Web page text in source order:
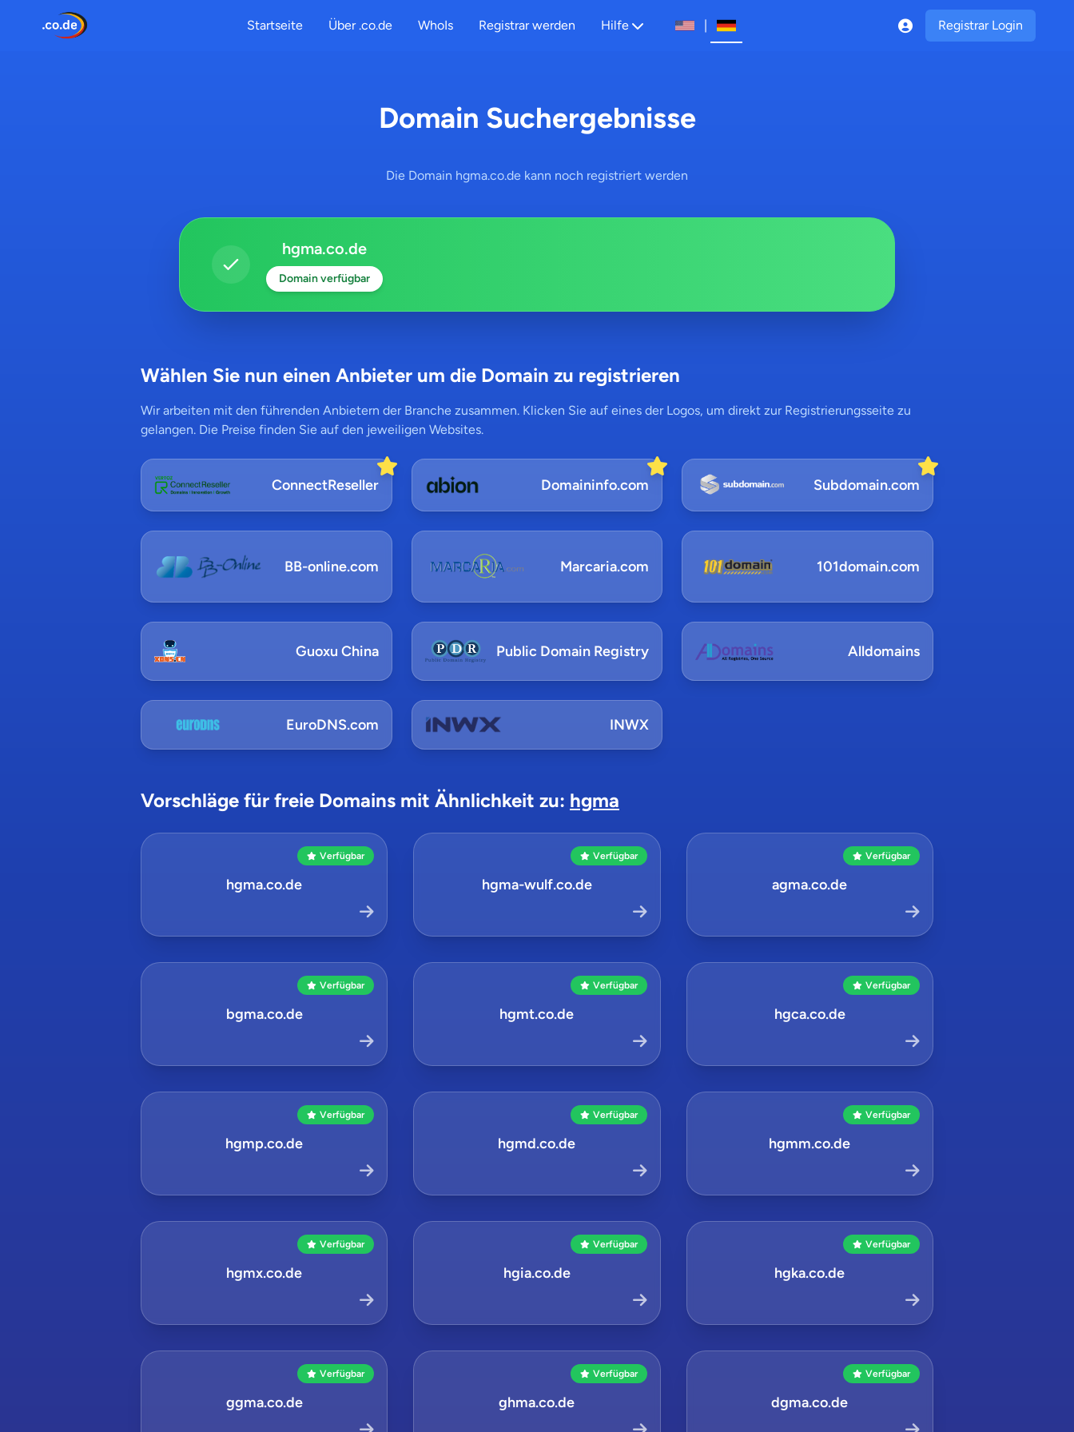
Startseite Über .co.de WhoIs Registrar werden Hilfe | Registrar Login
Domain Suchergebnisse
Die Domain hgma.co.de kann noch registriert werden
hgma.co.de
Domain verfügbar
Wählen Sie nun einen Anbieter um die Domain zu registrieren
Wir arbeiten mit den führenden Anbietern der Branche zusammen. Klicken Sie auf eines der Logos, um direkt zur Registrierungsseite zu
gelangen. Die Preise finden Sie auf den jeweiligen Websites.
ConnectReseller Domaininfo.com Subdomain.com
BB-online.com Marcaria.com 101domain.com
Guoxu China Public Domain Registry Alldomains
EuroDNS.com INWX
Vorschläge für freie Domains mit Ähnlichkeit zu: hgma
Verfügbar
hgma.co.de
Verfügbar
hgma-wulf.co.de
Verfügbar
agma.co.de
Verfügbar
bgma.co.de
Verfügbar
hgmt.co.de
Verfügbar
hgca.co.de
Verfügbar
hgmp.co.de
Verfügbar
hgmd.co.de
Verfügbar
hgmm.co.de
Verfügbar
hgmx.co.de
Verfügbar
hgia.co.de
Verfügbar
hgka.co.de
Verfügbar
ggma.co.de
Verfügbar
ghma.co.de
Verfügbar
dgma.co.de